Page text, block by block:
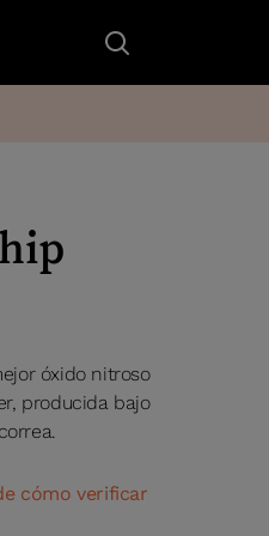
óxido nitroso
producida bajo
cómo verificar